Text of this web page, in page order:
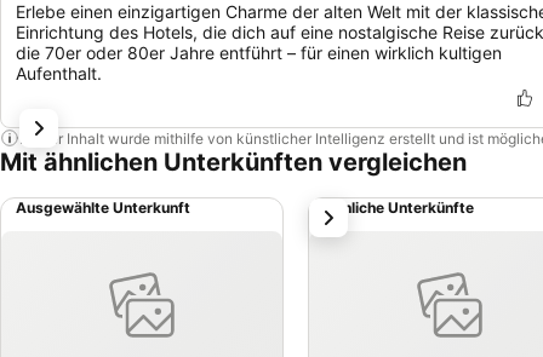
Erlebe einen einzigartigen Charme der alten Welt mit der
Einrichtung des Hotels, die dich auf eine nostalgische Reise
die 70er oder 80er Jahre entführt – für einen wirklich kultigen
Aufenthalt.
Dieser Inhalt wurde mithilfe von künstlicher Intelligenz erstellt und ist
Mit ähnlichen Unterkünften vergleichen
Ausgewählte Unterkunft Ähnliche Unterkünfte
weiter